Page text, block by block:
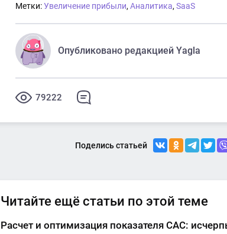
Метки:Увеличение прибыли, Аналитика, SaaS
Опубликовано редакцией Yagla
79222
Поделись статьей
Читайте ещё статьи по этой теме
Расчет и оптимизация показателя CAC: